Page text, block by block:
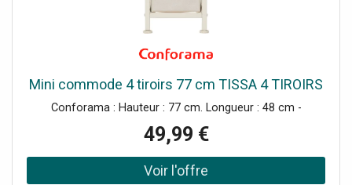
Mini commode 4 tiroirs 77 cm TISSA 4 TIROIRS
Conforama : Hauteur : 77 cm. Longueur : 48 cm -
49,99 €